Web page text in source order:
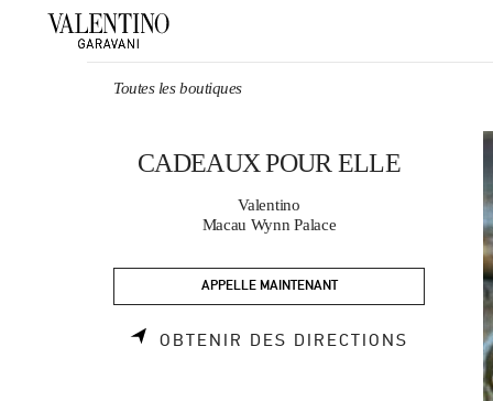
Toutes les boutiques
CADEAUX POUR ELLE
Valentino
Macau Wynn Palace
APPELLE MAINTENANT
OBTENIR DES DIRECTIONS LINK